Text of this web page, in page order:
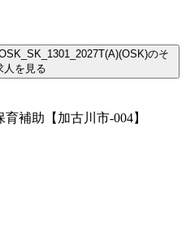
のそ
人を見る
補助【加古川市-004】